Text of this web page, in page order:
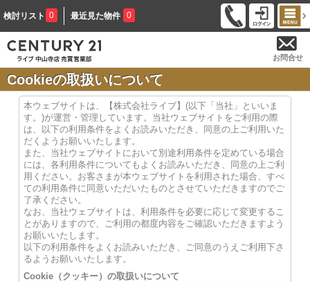
検討リスト 0 最近見た物件 0
お問合せ
Cookieの取扱いについて
本ウェブサイトは、【株式会社ライブ】(以下「当社」といいま
す。)が運営・管理しています。当社ウェブサイトをご利用の際
は、以下の利用条件をよくお読みいただき、同意の上ご利用いた
だくようお願いいたします。
また、当社ウェブサイトにおいて別途利用条件を定めている場合
には、各利用条件についてもよくお読みいただき、同意の上ご利
用ください。お客さまが本ウェブサイトを利用された場合、すべ
ての利用条件に同意いただいたものとさせていただきますのでご
了承ください。
なお、当社ウェブサイトは、利用条件を必要に応じて変更するこ
とがありますので、ご利用の都度内容をご確認いただきますよう
お願いいたします。
以下の利用条件をよくお読みいただき、ご同意のうえご利用下さ
るようお願いいたします。
Cookie（クッキー）の取扱いについて